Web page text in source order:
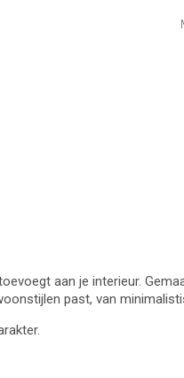
aan je interieur.
past, van